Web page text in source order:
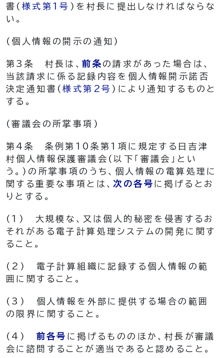
書 ( 様式第1号 ) を村長に提出しなければならな
い。
(個人情報の開示の通知)
第3条 村長は、前条 の請求があった場合は、
当該請求に係る記録内容を個人情報開示諾否
決定通知書 (様式第2号 ) により通知するものと
する。
(審議会の所掌事項)
第4条
条例第10条第1項に規定する日吉津
村個人情報保護審議会 (以下「審議会」とい
う。) の所掌事項のうち、個人情報の電算処理に
関する重要な事項とは、次の各号 に掲げるとお
りとする。
(1)
大規模な、又は個人的秘密を侵害するお
それがある電子計算処理システムの開発に関す
ること。
(2)
電子計算組織に記録する個人情報の範
囲に関すること。
(3)
個人情報を外部に提供する場合の範囲
の限界に関すること。
(4) 前各号 に掲げるもののほか、村長が審議
会に諮問することが適当であると認めること。